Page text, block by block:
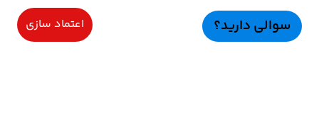
سوالی دارید؟ اعتماد سازی